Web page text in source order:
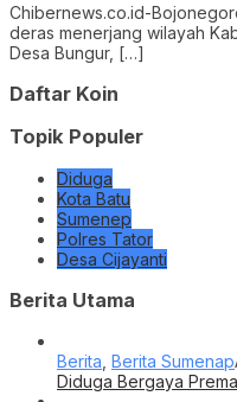
Chibernews.co.id-
deras menerjang wilayah
Desa Bungur, […]
Daftar Koin
Topik Populer
Diduga
Kota Batu
Sumenep
Polres Tator
Desa Cijayanti
Berita Utama
Berita Berita Sumenap
Diduga Bergaya